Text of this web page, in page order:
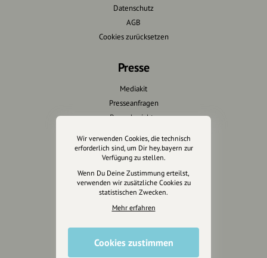
Datenschutz
AGB
Cookies zurücksetzen
Presse
Mediakit
Presseanfragen
Presseberichte
Wir unterstützen Euch
Fotografie & mehr
Marketing
Design & Branding
Anakin Design
Wir verwenden Cookies, die technisch
erforderlich sind, um Dir hey.bayern zur
Verfügung zu stellen.
Wenn Du Deine Zustimmung erteilst,
verwenden wir zusätzliche Cookies zu
statistischen Zwecken.
Mehr erfahren
Cookies zustimmen